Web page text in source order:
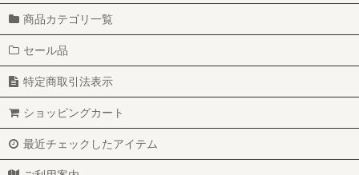
クリアウォッシュ
エスチュアシリーズ
スーパーモイストシリーズ
ブリスルシリーズ
商品カテゴリ一覧
セール品
特定商取引法表示
ショッピングカート
最近チェックしたアイテム